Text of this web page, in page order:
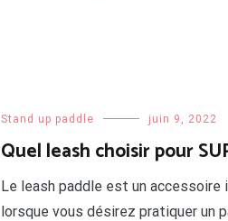
Stand up paddle juin 9, 2022
Quel leash choisir pour
Le leash paddle est un accessoire
lorsque vous désirez pratiquer un